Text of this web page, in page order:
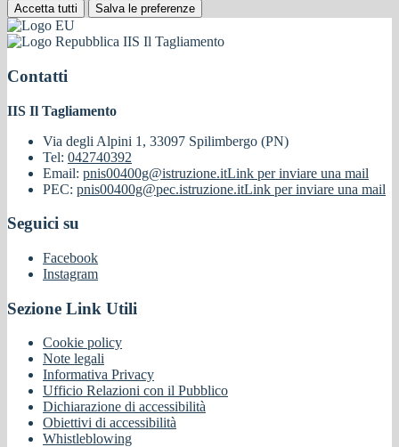
Accetta tutti Salva le preferenze
IIS Il Tagliamento
Contatti
IIS Il Tagliamento
Via degli Alpini 1, 33097 Spilimbergo (PN)
Tel: 042740392
Email: pnis00400g@istruzione.itLink per inviare una mail
PEC: pnis00400g@pec.istruzione.itLink per inviare una mail
Seguici su
Facebook
Instagram
Sezione Link Utili
Cookie policy
Note legali
Informativa Privacy
Ufficio Relazioni con il Pubblico
Dichiarazione di accessibilità
Obiettivi di accessibilità
Whistleblowing